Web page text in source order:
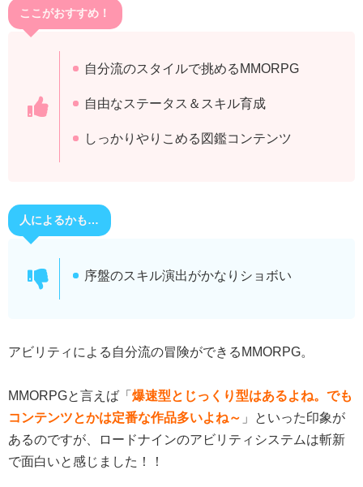
ここがおすすめ！
自分流のスタイルで挑めるMMORPG
自由なステータス＆スキル育成
しっかりやりこめる図鑑コンテンツ
人によるかも…
序盤のスキル演出がかなりショボい
アビリティによる自分流の冒険ができるMMORPG。
MMORPGと言えば「 爆速型とじっくり型はあるよね。でも
コンテンツとかは定番な作品多いよね～ 」といった印象が
あるのですが、ロードナインのアビリティシステムは斬新
で面白いと感じました！！